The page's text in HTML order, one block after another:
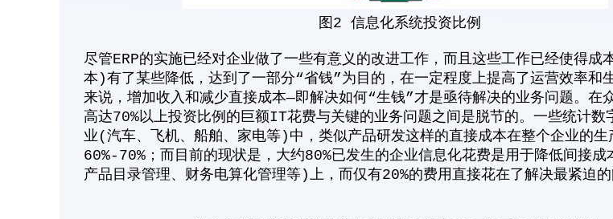
图2 信息化系统投资比例
尽管ERP的实施已经对企业做了一些有意义的改进工作，而且这些工作已经使得成
本)有了某些降低，达到了一部分“省钱”为目的，在一定程度上提高了运营效率和
来说，增加收入和减少直接成本—即解决如何“生钱”才是亟待解决的业务问题。在
高达70%以上投资比例的巨额IT花费与关键的业务问题之间是脱节的。一些统计数
业(汽车、飞机、船舶、家电等)中，类似产品研发这样的直接成本在整个企业的生
60%-70%；而目前的现状是，大约80%已发生的企业信息化花费是用于降低间接成
产品目录管理、财务电算化管理等)上，而仅有20%的费用直接花在了解决最紧迫的